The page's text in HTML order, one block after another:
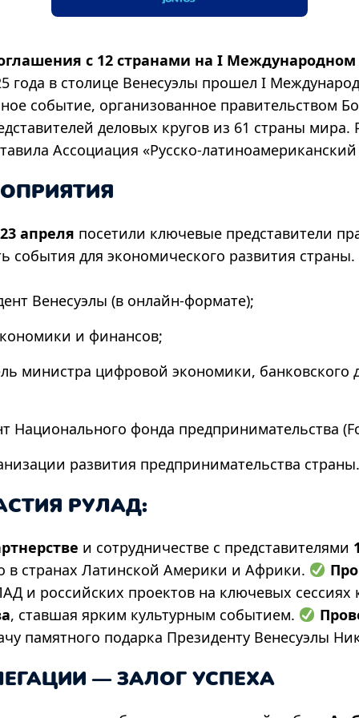
с 12 странами на I
года в столице Венесуэлы прошел I
событие, организованное правительством
деловых кругов из 61 страны
Ассоциация «Русско-
23 апреля посетили ключевые представители
события для экономического развития
Венесуэлы (в онлайн-формате);
и финансов;
министра цифровой экономики, банковского
Национального фонда предпринимательства
развития предпринимательства страны.
РУЛАД:
и сотрудничестве с представителями
в странах Латинской Америки и Африки.
и российских проектов на ключевых сессиях
, ставшая ярким культурным событием.
памятного подарка Президенту Венесуэлы
— ЗАЛОГ УСПЕХА